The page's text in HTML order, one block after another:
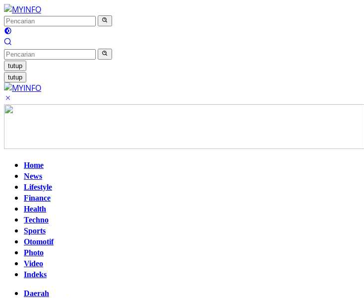
Langsung
ke
konten
tutup
tutup
Home
News
Lifestyle
Finance
Health
Techno
Sports
Otomotif
Photo
Video
Indeks
Daerah